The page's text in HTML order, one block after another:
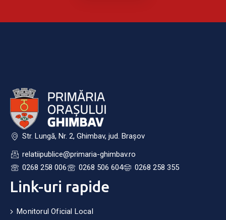
Str. Lungă, Nr. 2, Ghimbav, jud. Brașov
relatiipublice@primaria-ghimbav.ro
0268 258 006
0268 506 604 0268 258 355
Link-uri rapide
Monitorul Oficial Local